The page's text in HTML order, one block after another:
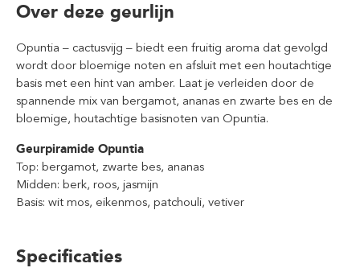
Over deze geurlijn
Opuntia – cactusvijg – biedt een fruitig aroma dat gevolgd
wordt door bloemige noten en afsluit met een houtachtige
basis met een hint van amber. Laat je verleiden door de
spannende mix van bergamot, ananas en zwarte bes en de
bloemige, houtachtige basisnoten van Opuntia.
Geurpiramide Opuntia
Top: bergamot, zwarte bes, ananas
Midden: berk, roos, jasmijn
Basis: wit mos, eikenmos, patchouli, vetiver
Specificaties